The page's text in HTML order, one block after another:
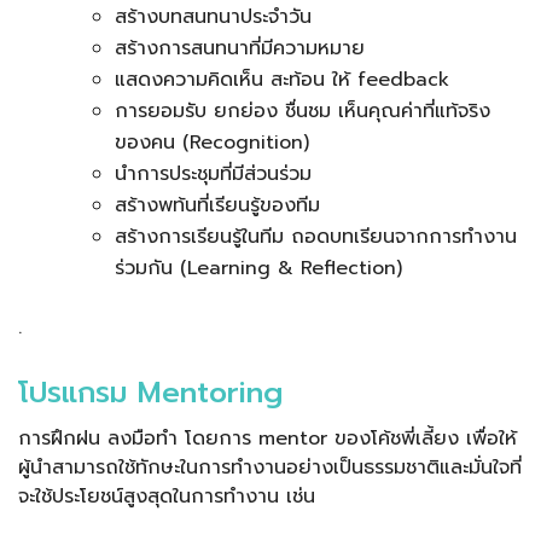
สร้างบทสนทนาประจำวัน
สร้างการสนทนาที่มีความหมาย
แสดงความคิดเห็น สะท้อน ให้ feedback
การยอมรับ ยกย่อง ชื่นชม เห็นคุณค่าที่แท้จริง
ของคน (Recognition)
นําการประชุมที่มีส่วนร่วม
สร้างพท้นที่เรียนรู้ของทีม
สร้างการเรียนรู้ในทีม ถอดบทเรียนจากการทำงาน
ร่วมกัน (Learning & Reflection)
.
โปรแกรม Mentoring
การฝึกฝน ลงมือทำ โดยการ mentor ของโค้ชพี่เลี้ยง เพื่อให้
ผู้นําสามารถใช้ทักษะในการทํางานอย่างเป็นธรรมชาติและมั่นใจที่
จะใช้ประโยชน์สูงสุดในการทำงาน เช่น